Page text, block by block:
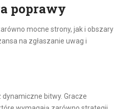
poprawy
mocne strony, jak i obszary
na zgłaszanie uwag i
bitwy. Gracze